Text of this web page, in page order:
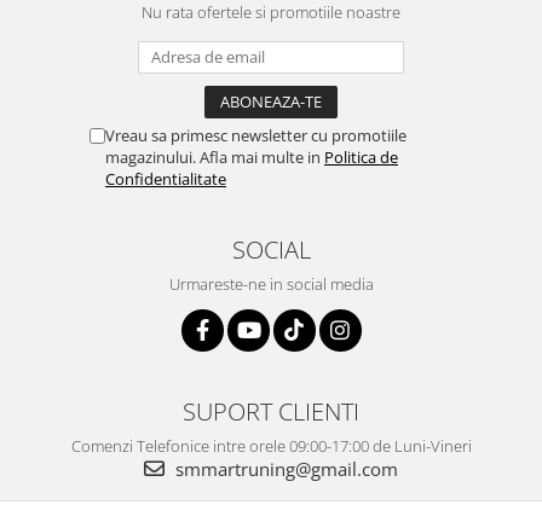
Nu rata ofertele si promotiile noastre
Vreau sa primesc newsletter cu promotiile
magazinului. Afla mai multe in Politica de
Confidentialitate
SOCIAL
Urmareste-ne in social media
SUPORT CLIENTI
Comenzi Telefonice intre orele 09:00-17:00 de Luni-Vineri
smmartruning@gmail.com